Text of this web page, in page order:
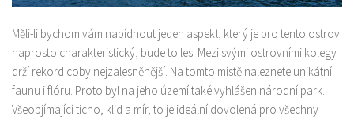
Měli-li bychom vám nabídnout jeden aspekt, který je pro tento ostrov
naprosto charakteristický, bude to les. Mezi svými ostrovními kolegy
drží rekord coby nejzalesněnější. Na tomto místě naleznete unikátní
faunu i flóru. Proto byl na jeho území také vyhlášen národní park.
Všeobjímající ticho, klid a mír, to je ideální dovolená pro všechny